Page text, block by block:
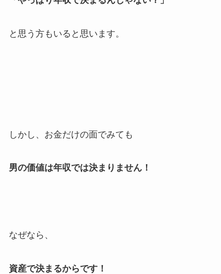
と思う方もいると思います。
しかし、お金だけの面でみても
男の価値は年収では決まりません！
なぜなら、
資産で決まるからです！